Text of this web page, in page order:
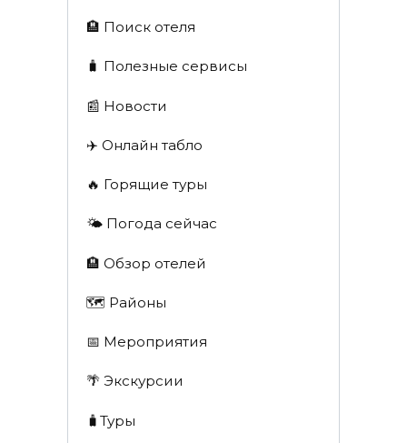
🏨 Поиск отеля
🧳 Полезные сервисы
📰 Новости
✈️ Онлайн табло
🔥 Горящие туры
🌤️ Погода сейчас
🏨 Обзор отелей
🗺 Районы
📅 Мероприятия
🌴 Экскурсии
🧳Туры